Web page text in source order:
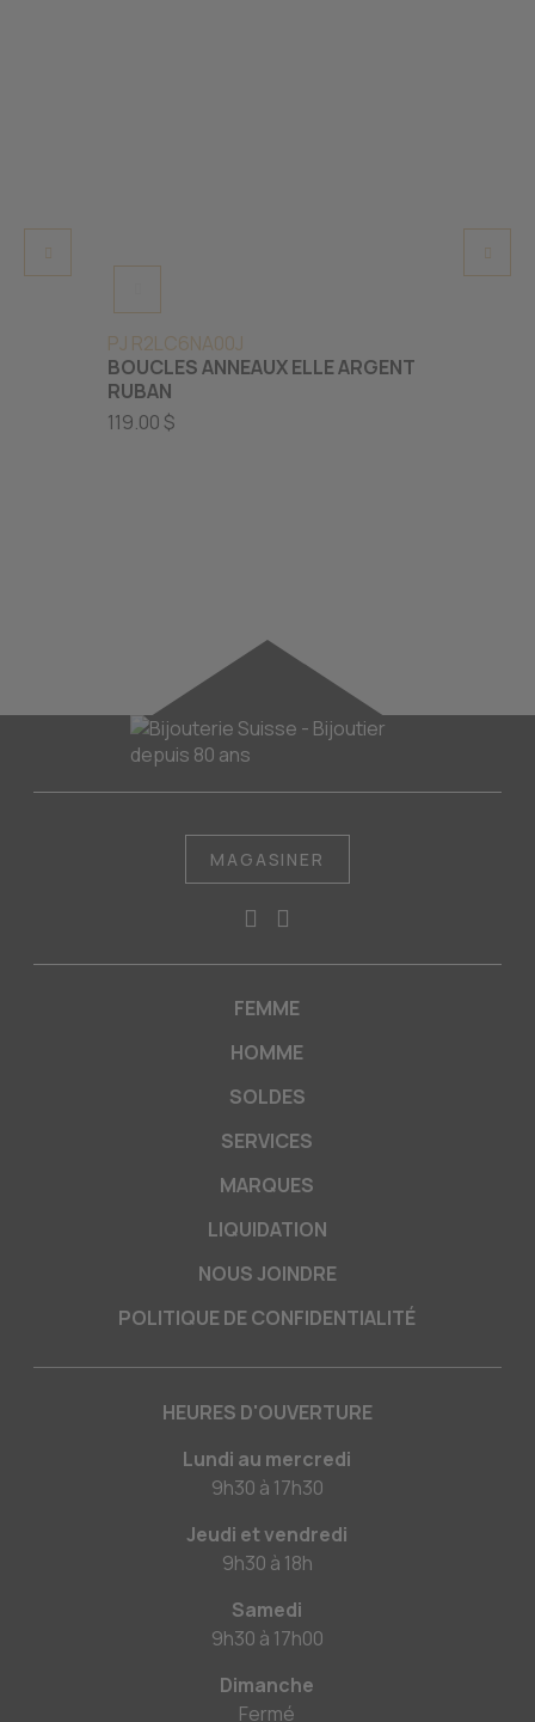
PJ R2LC6NA00J
BOUCLES ANNEAUX ELLE ARGENT
RUBAN
119.00 $
MAGASINER
FEMME
HOMME
SOLDES
SERVICES
MARQUES
LIQUIDATION
NOUS JOINDRE
POLITIQUE DE CONFIDENTIALITÉ
HEURES D'OUVERTURE
Lundi au mercredi
9h30 à 17h30
Jeudi et vendredi
9h30 à 18h
Samedi
9h30 à 17h00
Dimanche
Fermé